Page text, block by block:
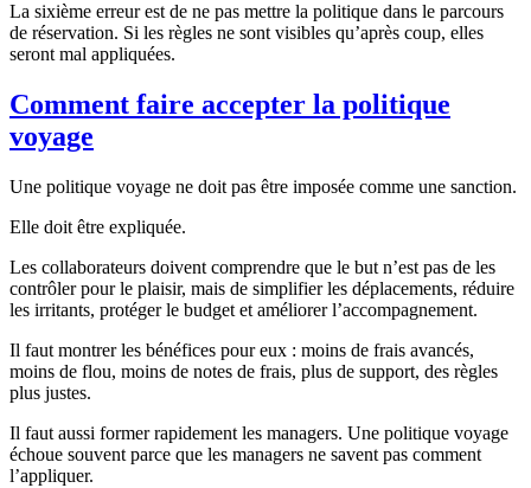
La sixième erreur est de ne pas mettre la politique dans le parcours
de réservation. Si les règles ne sont visibles qu’après coup, elles
seront mal appliquées.
Comment faire accepter la politique
voyage
Une politique voyage ne doit pas être imposée comme une sanction.
Elle doit être expliquée.
Les collaborateurs doivent comprendre que le but n’est pas de les
contrôler pour le plaisir, mais de simplifier les déplacements, réduire
les irritants, protéger le budget et améliorer l’accompagnement.
Il faut montrer les bénéfices pour eux : moins de frais avancés,
moins de flou, moins de notes de frais, plus de support, des règles
plus justes.
Il faut aussi former rapidement les managers. Une politique voyage
échoue souvent parce que les managers ne savent pas comment
l’appliquer.